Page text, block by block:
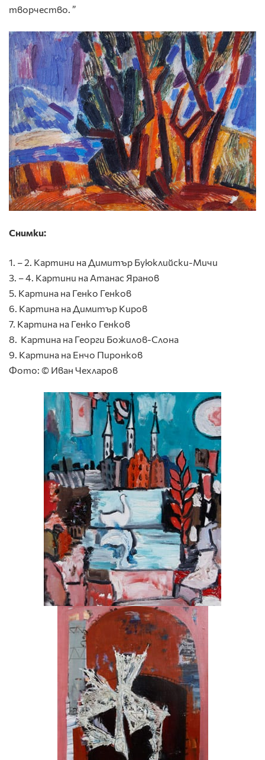
творчество. ”
Снимки:
1. – 2. Картини на Димитър Буюклийски-Мичи
3. – 4. Картини на Атанас Яранов
5. Картина на Генко Генков
6. Картина на Димитър Киров
7. Картина на Генко Генков
8. Картина на Георги Божилов-Слона
9. Картина на Енчо Пиронков
Фото: © Иван Чехларов